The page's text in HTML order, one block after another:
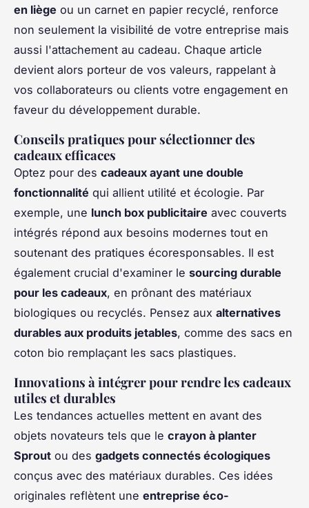
en liège ou un carnet en papier recyclé, renforce
non seulement la visibilité de votre entreprise mais
aussi l'attachement au cadeau. Chaque article
devient alors porteur de vos valeurs, rappelant à
vos collaborateurs ou clients votre engagement en
faveur du développement durable.
Conseils pratiques pour sélectionner des
cadeaux efficaces
Optez pour des cadeaux ayant une double
fonctionnalité qui allient utilité et écologie. Par
exemple, une lunch box publicitaire avec couverts
intégrés répond aux besoins modernes tout en
soutenant des pratiques écoresponsables. Il est
également crucial d'examiner le sourcing durable
pour les cadeaux, en prônant des matériaux
biologiques ou recyclés. Pensez aux alternatives
durables aux produits jetables, comme des sacs en
coton bio remplaçant les sacs plastiques.
Innovations à intégrer pour rendre les cadeaux
utiles et durables
Les tendances actuelles mettent en avant des
objets novateurs tels que le crayon à planter
Sprout ou des gadgets connectés écologiques
conçus avec des matériaux durables. Ces idées
originales reflètent une entreprise éco-